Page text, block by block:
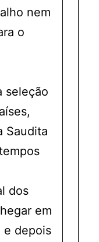
nem
o
seleção
Saudita
dos
em
e depois